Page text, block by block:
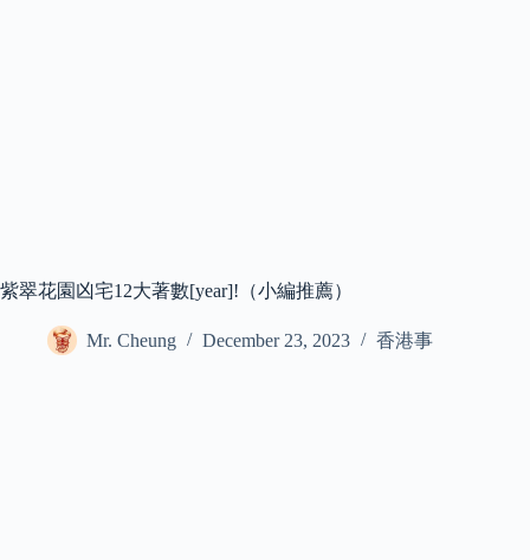
紫翠花園凶宅12大著數[year]!（小編推薦）
Mr. Cheung December 23, 2023 香港事